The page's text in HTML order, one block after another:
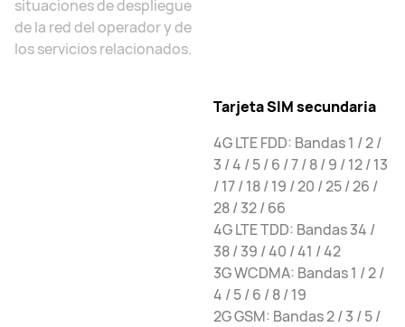
situaciones de despliegue
de la red del operador y de
los servicios relacionados.
Tarjeta SIM secundaria
4G LTE FDD: Bandas 1 / 2 /
3 / 4 / 5 / 6 / 7 / 8 / 9 / 12 / 13
/ 17 / 18 / 19 / 20 / 25 / 26 /
28 / 32 / 66
4G LTE TDD: Bandas 34 /
38 / 39 / 40 / 41 / 42
3G WCDMA: Bandas 1 / 2 /
4 / 5 / 6 / 8 / 19
2G GSM: Bandas 2 / 3 / 5 /